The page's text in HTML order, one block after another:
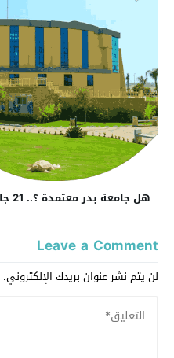
هل جامعة بدر معتمدة ؟.. 21 جامعة معتمدة في مصر
Leave a Comment
لن يتم نشر عنوان بريدك الإلكتروني.